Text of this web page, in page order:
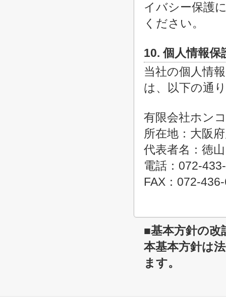
イバシー保護
ください。
10. 個人情報
当社の個人情
は、以下の通
有限会社ホン
所在地：大阪
代表者名：徳
電話：072-
FAX：072-
■基本方針の改
本基本方針は
ます。